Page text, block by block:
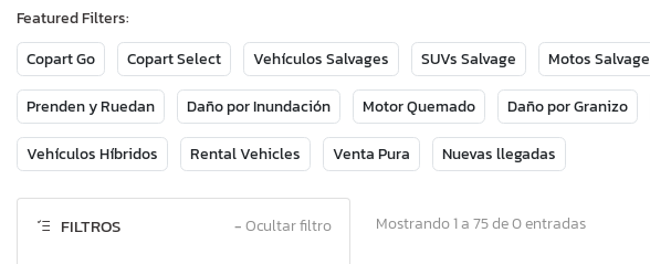
Featured Filters:
Copart Go
Copart Select Vehículos Salvages SUVs Salvage Motos Salvage
Prenden y Ruedan Daño por Inundación Motor Quemado Daño por Granizo
Vehículos Híbridos Rental Vehicles Venta Pura Nuevas llegadas
FILTROS −Ocultar filtro Mostrando 1 a 75 de 0 entradas